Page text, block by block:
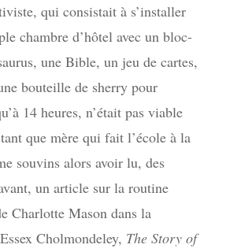
qui consistait à s’installer
chambre d’hôtel avec un bloc-
une Bible, un jeu de cartes,
bouteille de sherry pour
14 heures, n’était pas viable
que mère qui fait l’école à la
souvins alors avoir lu, des
un article sur la routine
Charlotte Mason dans la
Cholmondeley, The Story of